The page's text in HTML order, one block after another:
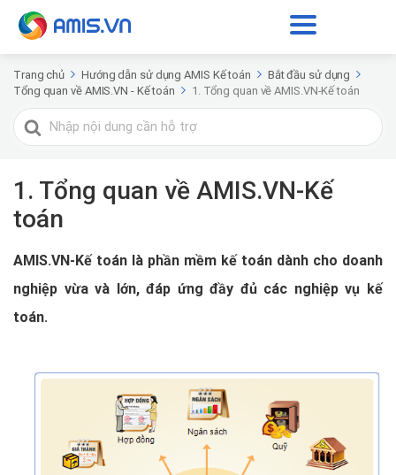
Trang chủ Hướng dẫn sử dụng AMIS Kế toán
Bắt đầu sử dụng
Tổng quan về AMIS.VN - Kế toán
1. Tổng quan về AMIS.VN-Kế toán
Tìm
kiếm
1. Tổng quan về AMIS.VN-Kế
toán
AMIS.VN-Kế toán là phần mềm kế toán dành cho doanh
nghiệp vừa và lớn, đáp ứng đầy đủ các nghiệp vụ kế
toán.